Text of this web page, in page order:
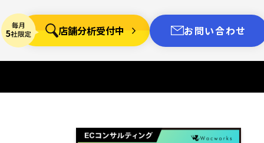
店舗分析受付中 お問い合わせ